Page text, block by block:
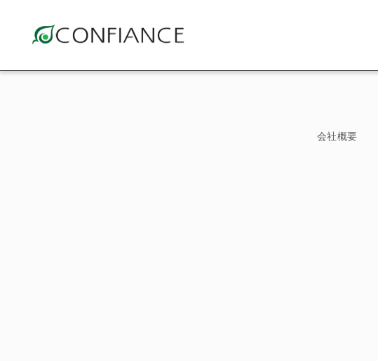
会社概要